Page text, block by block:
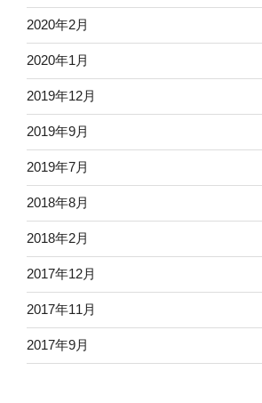
2020年2月
2020年1月
2019年12月
2019年9月
2019年7月
2018年8月
2018年2月
2017年12月
2017年11月
2017年9月